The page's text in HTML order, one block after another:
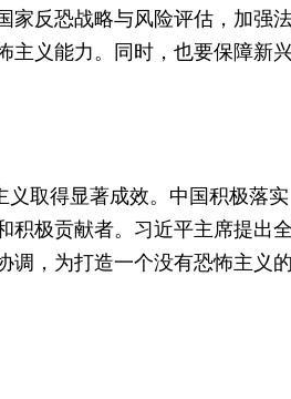
家反恐战略与风险评估，加强
主义能力。同时，也要保障新
取得显著成效。中国积极落
积极贡献者。习近平主席提出
调，为打造一个没有恐怖主义